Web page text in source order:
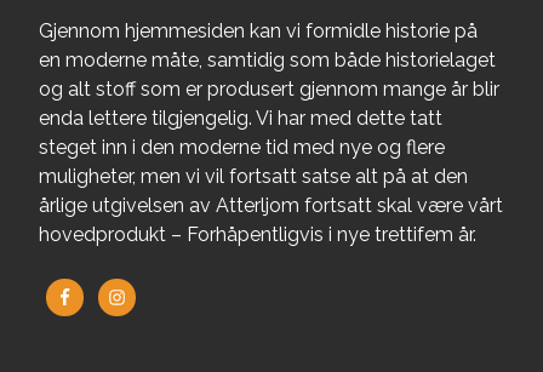
Gjennom hjemmesiden kan vi formidle historie på
en moderne måte, samtidig som både historielaget
og alt stoff som er produsert gjennom mange år blir
enda lettere tilgjengelig. Vi har med dette tatt
steget inn i den moderne tid med nye og flere
muligheter, men vi vil fortsatt satse alt på at den
årlige utgivelsen av Atterljom fortsatt skal være vårt
hovedprodukt – Forhåpentligvis i nye trettifem år.